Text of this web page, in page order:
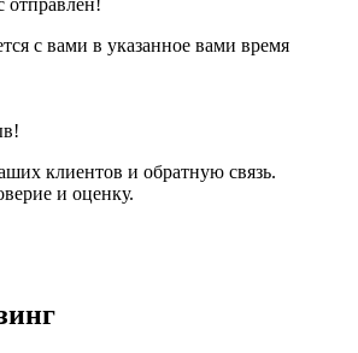
с вами в указанное вами время
клиентов и обратную связь.
и оценку.